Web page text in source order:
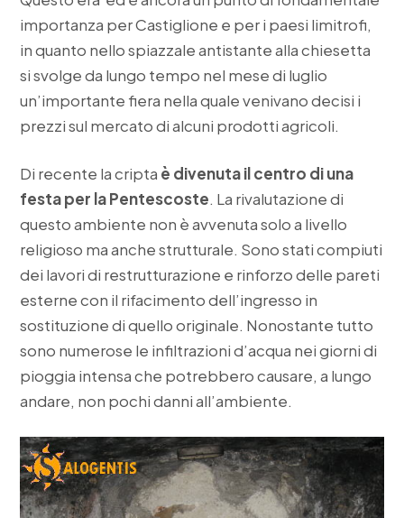
importanza per Castiglione e per i paesi limitrofi,
in quanto nello spiazzale antistante alla chiesetta
si svolge da lungo tempo nel mese di luglio
un’importante fiera nella quale venivano decisi i
prezzi sul mercato di alcuni prodotti agricoli.
Di recente la cripta è divenuta il centro di una
festa per la Pentescoste. La rivalutazione di
questo ambiente non è avvenuta solo a livello
religioso ma anche strutturale. Sono stati compiuti
dei lavori di restrutturazione e rinforzo delle pareti
esterne con il rifacimento dell’ingresso in
sostituzione di quello originale. Nonostante tutto
sono numerose le infiltrazioni d’acqua nei giorni di
pioggia intensa che potrebbero causare, a lungo
andare, non pochi danni all’ambiente.